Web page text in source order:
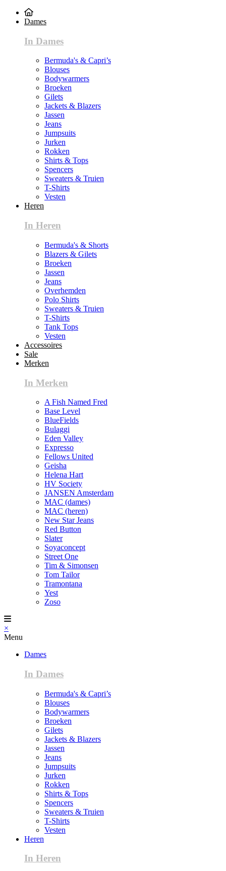
Dames
In Dames
Bermuda's & Capri’s
Blouses
Bodywarmers
Broeken
Gilets
Jackets & Blazers
Jassen
Jeans
Jumpsuits
Jurken
Rokken
Shirts & Tops
Spencers
Sweaters & Truien
T-Shirts
Vesten
Heren
In Heren
Bermuda's & Shorts
Blazers & Gilets
Broeken
Jassen
Jeans
Overhemden
Polo Shirts
Sweaters & Truien
T-Shirts
Tank Tops
Vesten
Accessoires
Sale
Merken
In Merken
A Fish Named Fred
Base Level
BlueFields
Bulaggi
Eden Valley
Expresso
Fellows United
Geisha
Helena Hart
HV Society
JANSEN Amsterdam
MAC (dames)
MAC (heren)
New Star Jeans
Red Button
Slater
Soyaconcept
Street One
Tim & Simonsen
Tom Tailor
Tramontana
Yest
Zoso
×
Menu
Dames
In Dames
Bermuda's & Capri’s
Blouses
Bodywarmers
Broeken
Gilets
Jackets & Blazers
Jassen
Jeans
Jumpsuits
Jurken
Rokken
Shirts & Tops
Spencers
Sweaters & Truien
T-Shirts
Vesten
Heren
In Heren